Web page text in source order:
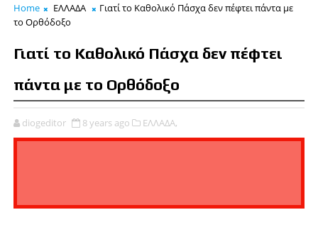
Home ΕΛΛΑΔΑ
Γιατί το Καθολικό Πάσχα δεν πέφτει πάντα με
το Ορθόδοξο
Γιατί το Καθολικό Πάσχα δεν πέφτει
πάντα με το Ορθόδοξο
diogeditor 8 years ago ΕΛΛΑΔΑ,